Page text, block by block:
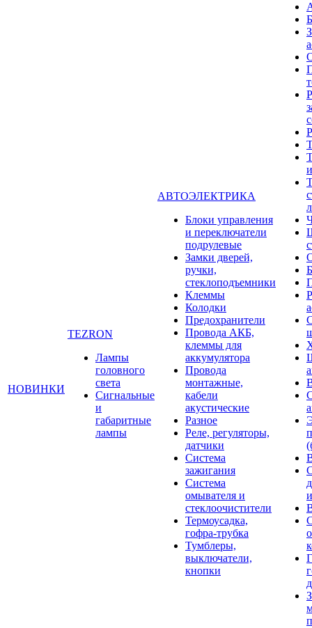
НОВИНКИ
TEZRON
Лампы
головного
света
Сигнальные
и
габаритные
лампы
АВТОЭЛЕКТРИКА
Блоки управления
и переключатели
подрулевые
Замки дверей,
ручки,
стеклоподъемники
Клеммы
Колодки
Предохранители
Провода АКБ,
клеммы для
аккумулятора
Провода
монтажные,
кабели
акустические
Разное
Реле, регуляторы,
датчики
Система
зажигания
Система
омывателя и
стеклоочистители
Термоусадка,
гофра-трубка
Тумблеры,
выключатели,
кнопки